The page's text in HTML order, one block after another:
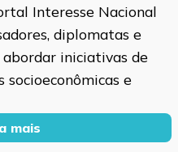
Interesse Nacional
diplomatas e
iniciativas de
e
mais